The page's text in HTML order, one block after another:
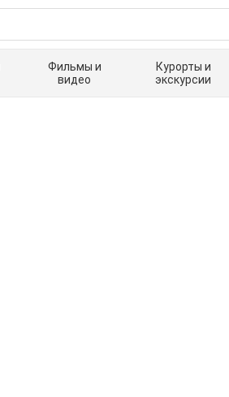
Фильмы и
видео
Курорты и
экскурсии